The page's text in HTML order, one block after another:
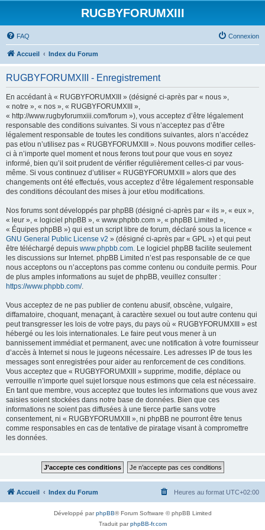
RUGBYFORUMXIII
FAQ Connexion
Accueil Index du Forum
RUGBYFORUMXIII - Enregistrement
En accédant à « RUGBYFORUMXIII » (désigné ci-après par « nous »,
« notre », « nos », « RUGBYFORUMXIII »,
« http://www.rugbyforumxiii.com/forum »), vous acceptez d’être légalement
responsable des conditions suivantes. Si vous n’acceptez pas d’être
légalement responsable de toutes les conditions suivantes, alors n’accédez
pas et/ou n’utilisez pas « RUGBYFORUMXIII ». Nous pouvons modifier celles-
ci à n’importe quel moment et nous ferons tout pour que vous en soyez
informé, bien qu’il soit prudent de vérifier régulièrement celles-ci par vous-
même. Si vous continuez d’utiliser « RUGBYFORUMXIII » alors que des
changements ont été effectués, vous acceptez d’être légalement responsable
des conditions découlant des mises à jour et/ou modifications.
Nos forums sont développés par phpBB (désigné ci-après par « ils », « eux »,
« leur », « logiciel phpBB », « www.phpbb.com », « phpBB Limited »,
« Équipes phpBB ») qui est un script libre de forum, déclaré sous la licence «
GNU General Public License v2 » (désigné ci-après par « GPL ») et qui peut
être téléchargé depuis www.phpbb.com. Le logiciel phpBB facilite seulement
les discussions sur Internet. phpBB Limited n’est pas responsable de ce que
nous acceptons ou n’acceptons pas comme contenu ou conduite permis. Pour
de plus amples informations au sujet de phpBB, veuillez consulter :
https://www.phpbb.com/.
Vous acceptez de ne pas publier de contenu abusif, obscène, vulgaire,
diffamatoire, choquant, menaçant, à caractère sexuel ou tout autre contenu qui
peut transgresser les lois de votre pays, du pays où « RUGBYFORUMXIII » est
hébergé ou les lois internationales. Le faire peut vous mener à un
bannissement immédiat et permanent, avec une notification à votre fournisseur
d’accès à Internet si nous le jugeons nécessaire. Les adresses IP de tous les
messages sont enregistrées pour aider au renforcement de ces conditions.
Vous acceptez que « RUGBYFORUMXIII » supprime, modifie, déplace ou
verrouille n’importe quel sujet lorsque nous estimons que cela est nécessaire.
En tant que membre, vous acceptez que toutes les informations que vous avez
saisies soient stockées dans notre base de données. Bien que ces
informations ne soient pas diffusées à une tierce partie sans votre
consentement, ni « RUGBYFORUMXIII », ni phpBB ne pourront être tenus
comme responsables en cas de tentative de piratage visant à compromettre
les données.
Accueil Index du Forum Heures au format UTC+02:00
Développé parphpBB® Forum Software © phpBB Limited
Traduit parphpBB-fr.com